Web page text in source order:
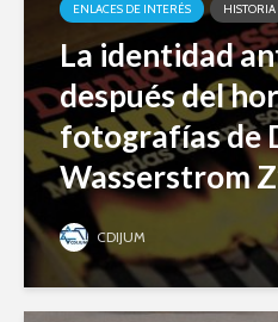
ENLACES DE INTERÉS
HISTORIA
La identidad
después del
fotografías de
Wasserstrom
CDIJUM